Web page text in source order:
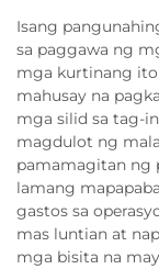
Isang
sa paggawa ng
mga kurtinang
mahusay na
mga silid sa tag-
magdulot ng
pamamagitan ng
lamang
gastos sa
mas luntian at
mga bisita na